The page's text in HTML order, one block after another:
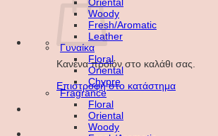
Κανένα προϊόν στο καλάθι σας.
Επιστροφή στο κατάστημα
Woody
Fresh/Aromatic
Leather
Γυναίκα
Floral
Oriental
Chypre
Fragrance
Floral
Oriental
Woody